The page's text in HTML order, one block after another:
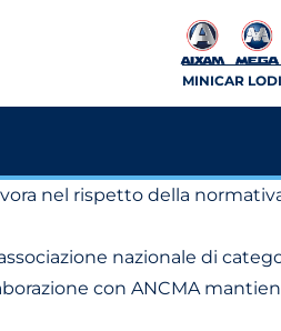
MINICAR LODI
nel rispetto della
nazionale di
con ANCMA